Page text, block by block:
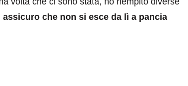
assicuro che non si esce da lì a pancia